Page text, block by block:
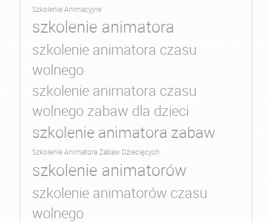
Szkolenie Animacyjne
szkolenie animatora
szkolenie animatora czasu
wolnego
szkolenie animatora czasu
wolnego zabaw dla dzieci
szkolenie animatora zabaw
Szkolenie Animatora Zabaw Dziecięcych
szkolenie animatorów
szkolenie animatorów czasu
wolnego